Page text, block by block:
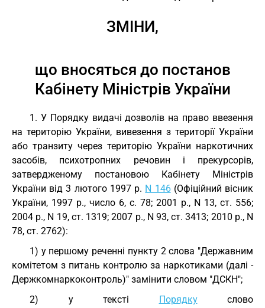
ЗМІНИ,
що вносяться до постанов
Кабінету Міністрів України
1. У Порядку видачі дозволів на право ввезення
на територію України, вивезення з території України
або транзиту через територію України наркотичних
засобів, психотропних речовин і прекурсорів,
затвердженому постановою Кабінету Міністрів
України від 3 лютого 1997 р. N 146(Офіційний вісник
України, 1997 р., число 6, с. 78; 2001 р., N 13, ст. 556;
2004 р., N 19, ст. 1319; 2007 р., N 93, ст. 3413; 2010 р., N
78, ст. 2762):
1) у першому реченні пункту 2 слова "Державним
комітетом з питань контролю за наркотиками (далі -
Держкомнаркоконтроль)" замінити словом "ДСКН";
2) у тексті Порядкуслово